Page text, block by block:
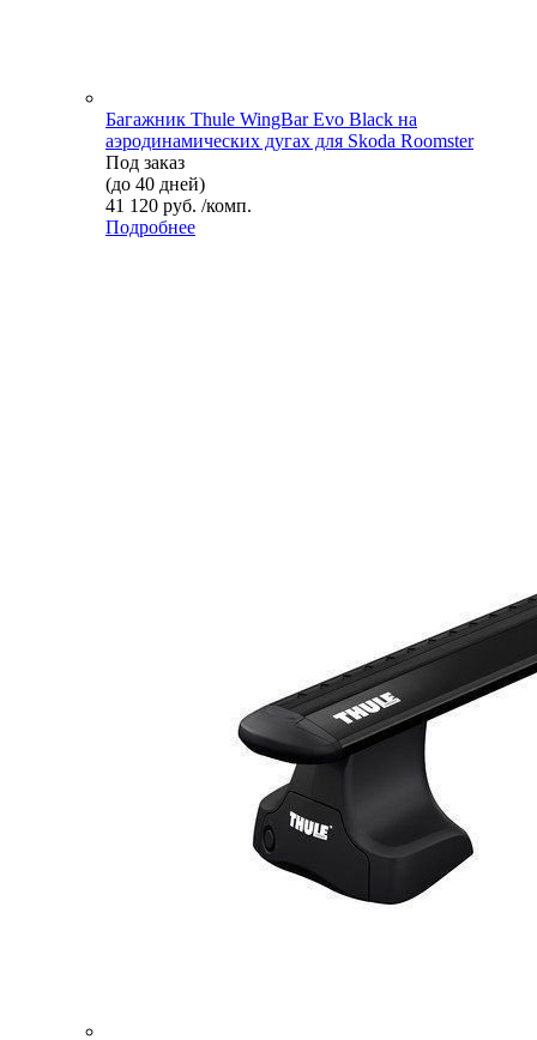
Багажник Thule WingBar Evo Black на
аэродинамических дугах для Skoda Roomster
Под заказ
(до 40 дней)
41 120 руб. /комп.
Подробнее